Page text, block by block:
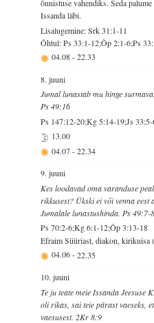
õnnistuse vahendiks. Seda
Issanda läbi.
Lisalugemine: Srk 31:1-11
Õhtul: Ps 33:1-12;Õp 2:1-6;Ps
04.08-22.33
8. juuni
Jumal lunastab mu hinge
Ps 49:16
Ps 147:12-20;Kg 5:14-19;Js
13.00
04.07-22.34
9. juuni
Kes loodavad oma varanduse
rikkusest? Ükski ei või venna eest
Jumalale lunastushinda. Ps 49:7-8
Ps 70:2-6;Kg 6:1-12;Õp 3:13-18
Efraim Süüriast, diakon, kirikuisa
04.06-22.35
10. juuni
Te ju teate meie Issanda Jeesuse
oli rikas, sai teie pärast vaeseks,
vaesusest. 2Kr 8:9